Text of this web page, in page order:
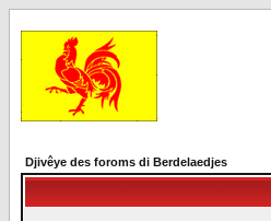
Djivêye des foroms di Berdelaedjes